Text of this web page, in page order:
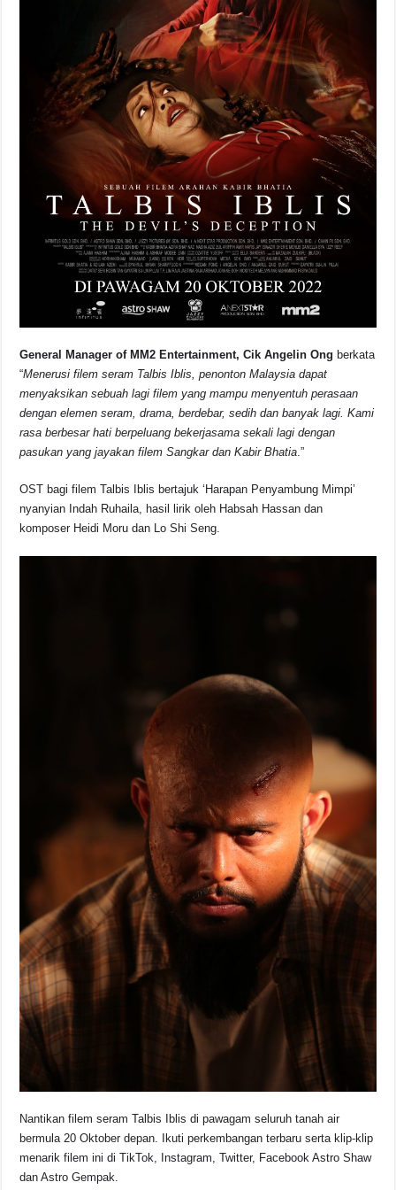
General Manager of MM2 Entertainment, Cik Angelin Ong berkata
“Menerusi filem seram Talbis Iblis, penonton Malaysia dapat
menyaksikan sebuah lagi filem yang mampu menyentuh perasaan
dengan elemen seram, drama, berdebar, sedih dan banyak lagi. Kami
rasa berbesar hati berpeluang bekerjasama sekali lagi dengan
pasukan yang jayakan filem Sangkar dan Kabir Bhatia.”
OST bagi filem Talbis Iblis bertajuk ‘Harapan Penyambung Mimpi’
nyanyian Indah Ruhaila, hasil lirik oleh Habsah Hassan dan
komposer Heidi Moru dan Lo Shi Seng.
Nantikan filem seram Talbis Iblis di pawagam seluruh tanah air
bermula 20 Oktober depan. Ikuti perkembangan terbaru serta klip-klip
menarik filem ini di TikTok, Instagram, Twitter, Facebook Astro Shaw
dan Astro Gempak.